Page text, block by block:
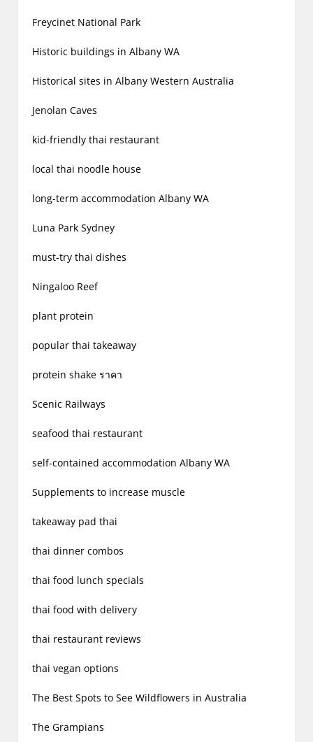
Freycinet National Park
Historic buildings in Albany WA
Historical sites in Albany Western Australia
Jenolan Caves
kid-friendly thai restaurant
local thai noodle house
long-term accommodation Albany WA
Luna Park Sydney
must-try thai dishes
Ningaloo Reef
plant protein
popular thai takeaway
protein shake ราคา
Scenic Railways
seafood thai restaurant
self-contained accommodation Albany WA
Supplements to increase muscle
takeaway pad thai
thai dinner combos
thai food lunch specials
thai food with delivery
thai restaurant reviews
thai vegan options
The Best Spots to See Wildflowers in Australia
The Grampians